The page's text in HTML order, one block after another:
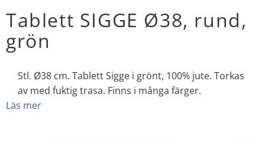
Tablett SIGGE Ø38, rund,
grön
Stl. Ø38 cm. Tablett Sigge i grönt, 100% jute. Torkas
av med fuktig trasa. Finns i många färger.
Läs mer